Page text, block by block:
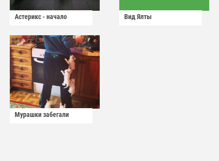
Астерикс - начало Вид Ялты
Мурашки забегали